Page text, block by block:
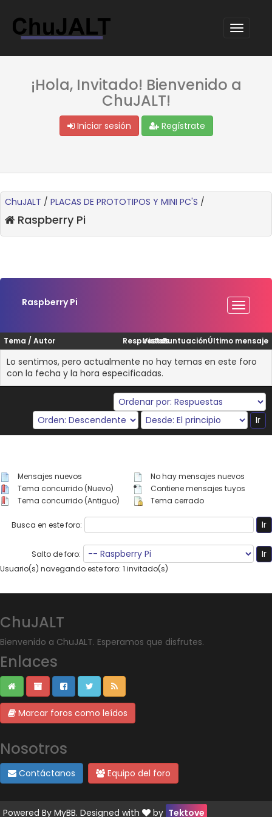
¡Hola, Invitado! Bienvenido a
ChuJALT!
Iniciar sesión Regístrate
ChuJALT / PLACAS DE PROTOTIPOS Y MINI PC'S /
Raspberry Pi
Raspberry Pi
Tema / Autor Respuestas
VistasPuntuaciónÚltimo mensaje
Lo sentimos, pero actualmente no hay temas en este foro
con la fecha y la hora especificadas.
Mensajes nuevos
Tema concurrido (Nuevo)
Tema concurrido (Antiguo)
No hay mensajes nuevos
Contiene mensajes tuyos
Tema cerrado
Busca en este foro:
Salto de foro:
Usuario(s) navegando este foro: 1 invitado(s)
ChuJALT
Bienvenido a ChuJALT. Esperamos que disfrutes.
Enlaces
Marcar foros como leídos
Nosotros
Contáctanos Equipo del foro
Powered By MyBB. Designed with by Tektove